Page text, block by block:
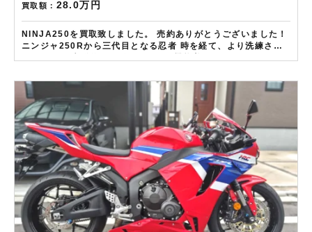
買取額： 28.0万円
NINJA250を買取致しました。 売約ありがとうございました！
ニンジャ250Rから三代目となる忍者 時を経て、より洗練され
——————– 現在LINE・HP・FB・Instagramからご依頼の
お客様にAmazonギフトカード１万分を進呈しております！ さ
らに特典として↓↓↓ 現在バイク査定ドットコムではキャンペー
ンとして次回Amazonギフトカード1万円分が必ずもらえるスペ
シャルカードを贈呈中です。2台目から半永続的に使えますし何
とご紹介頂いても適用となります。無事成約しましたら
Amazonギフト券を贈呈致します！！！ ※但し50㏄以下の原付
は除く。皆様のご用命お待ちしております！！！